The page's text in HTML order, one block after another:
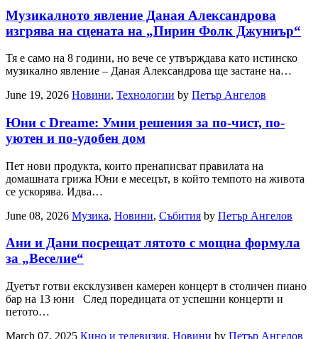
Музикалното явление Даная Александрова
изгрява на сцената на „Пирин Фолк Джуниър“
Тя е само на 8 години, но вече се утвърждава като истинско
музикално явление – Даная Александрова ще застане на…
June 19, 2026 Новини, Технологии by Петър Ангелов
Юни с Dreame: Умни решения за по-чист, по-
уютен и по-удобен дом
Пет нови продукта, които пренаписват правилата на
домашната грижа Юни е месецът, в който темпото на живота
се ускорява. Идва…
June 08, 2026 Музика, Новини, Събития by Петър Ангелов
Ани и Дани посрещат лятото с мощна формула
за „Веселие“
Дуетът готви ексклузивен камерен концерт в столичен пиано
бар на 13 юни След поредицата от успешни концерти и
петото…
March 07, 2025 Кино и телевизия, Новини by Петър Ангелов